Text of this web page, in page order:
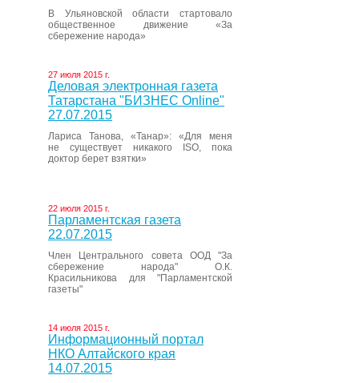
В Ульяновской области стартовало
общественное движение «За
сбережение народа»
27 июля 2015 г.
Деловая электронная газета
Татарстана "БИЗНЕС Online"
27.07.2015
Лариса Танова, «Танар»: «Для меня
не существует никакого ISO, пока
доктор берет взятки»
22 июля 2015 г.
Парламентская газета
22.07.2015
Член Центрального совета ООД "За
сбережение народа" О.К.
Красильникова для "Парламентской
газеты"
14 июля 2015 г.
Информационный портал
НКО Алтайского края
14.07.2015